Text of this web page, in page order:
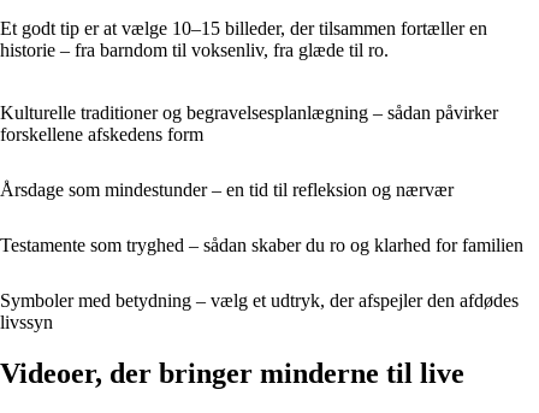
Et godt tip er at vælge 10–15 billeder, der tilsammen fortæller en
historie – fra barndom til voksenliv, fra glæde til ro.
Kulturelle traditioner og begravelsesplanlægning – sådan påvirker
forskellene afskedens form
Årsdage som mindestunder – en tid til refleksion og nærvær
Testamente som tryghed – sådan skaber du ro og klarhed for familien
Symboler med betydning – vælg et udtryk, der afspejler den afdødes
livssyn
Videoer, der bringer minderne til live